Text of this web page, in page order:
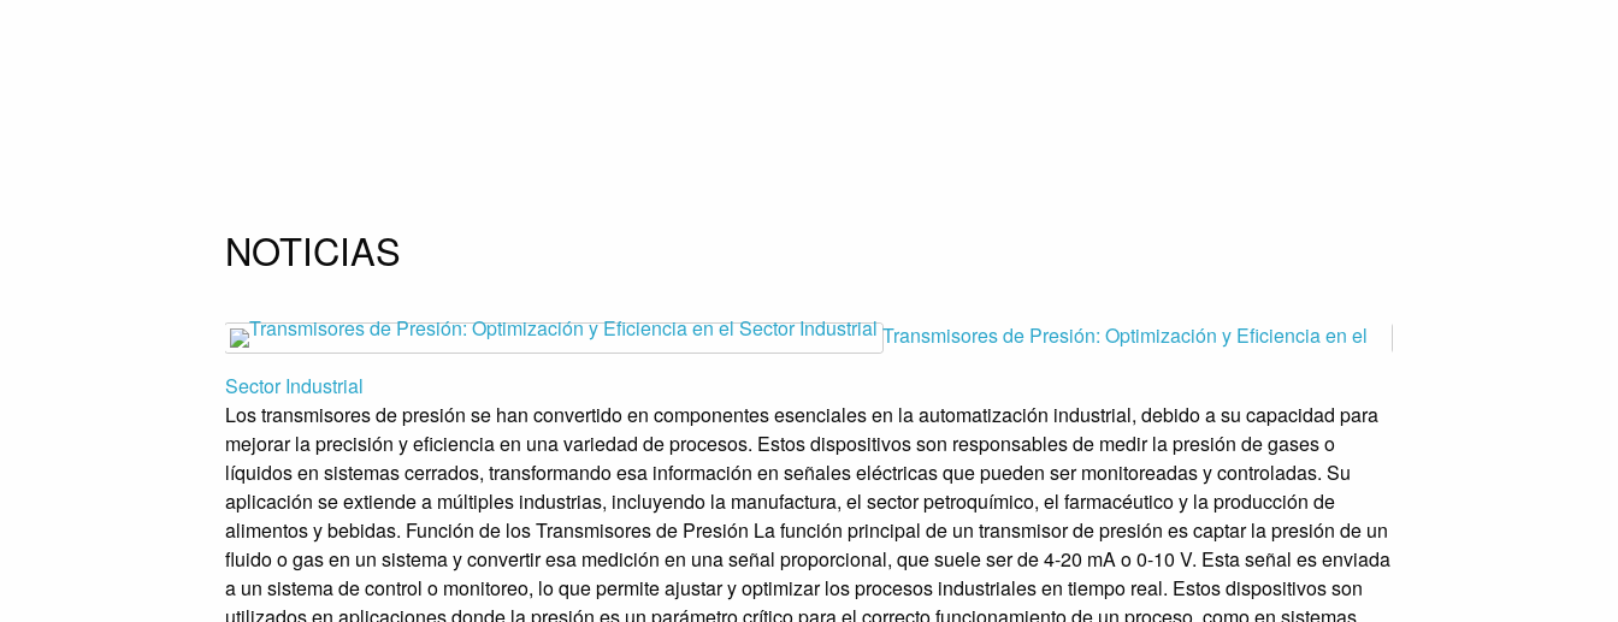
NOTICIAS
Transmisores de Presión: Optimización y Eficiencia en el
Sector Industrial
Los transmisores de presión se han convertido en componentes esenciales en la automatización industrial, debido a su capacidad para
mejorar la precisión y eficiencia en una variedad de procesos. Estos dispositivos son responsables de medir la presión de gases o
líquidos en sistemas cerrados, transformando esa información en señales eléctricas que pueden ser monitoreadas y controladas. Su
aplicación se extiende a múltiples industrias, incluyendo la manufactura, el sector petroquímico, el farmacéutico y la producción de
alimentos y bebidas. Función de los Transmisores de Presión La función principal de un transmisor de presión es captar la presión de un
fluido o gas en un sistema y convertir esa medición en una señal proporcional, que suele ser de 4-20 mA o 0-10 V. Esta señal es enviada
a un sistema de control o monitoreo, lo que permite ajustar y optimizar los procesos industriales en tiempo real. Estos dispositivos son
utilizados en aplicaciones donde la presión es un parámetro crítico para el correcto funcionamiento de un proceso, como en sistemas